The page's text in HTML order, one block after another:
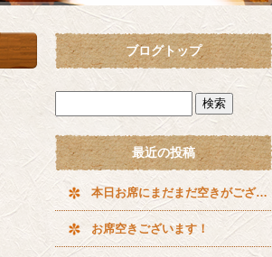
ブログトップ
最近の投稿
本日お席にまだまだ空きがございます^ ^
お席空きございます！